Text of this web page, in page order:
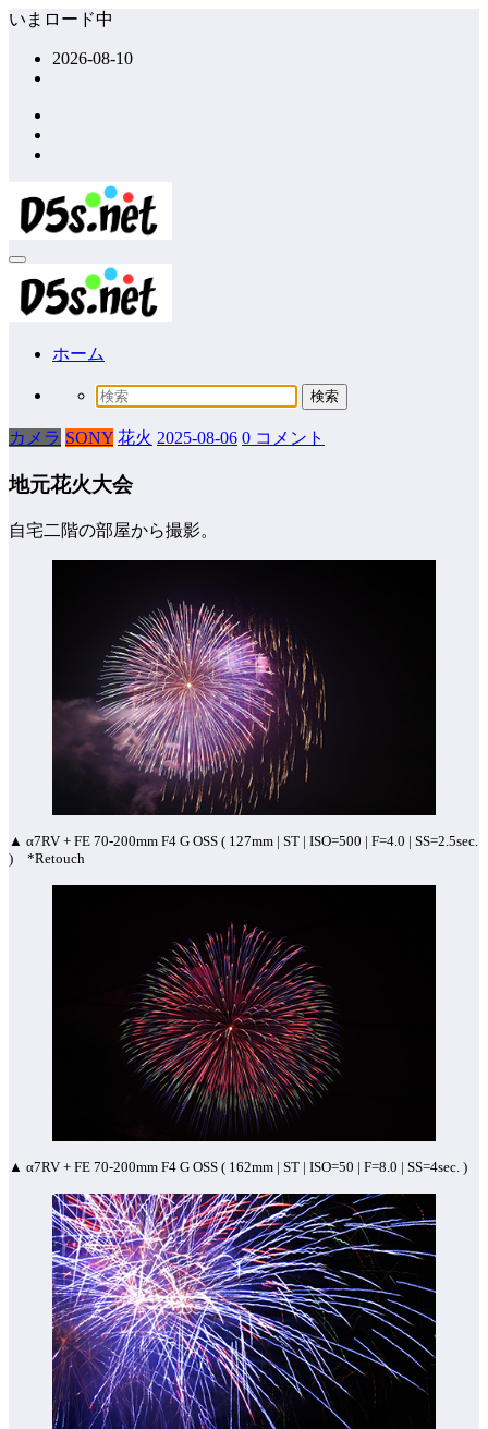
コ
ッ
プ
いまロード中
2026-08-10
ホーム
カメラ SONY 花火 2025-08-06 0 コメント
地元花火大会
自宅二階の部屋から撮影。
▲ α7RV + FE 70-200mm F4 G OSS ( 127mm | ST | ISO=500 | F=4.0 | SS=2.5sec.
) *Retouch
▲ α7RV + FE 70-200mm F4 G OSS ( 162mm | ST | ISO=50 | F=8.0 | SS=4sec. )